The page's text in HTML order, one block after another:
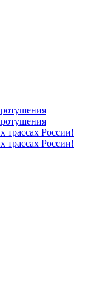
трассах России!
трассах России!